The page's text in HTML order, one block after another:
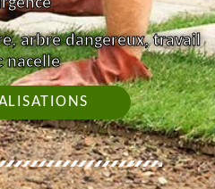
arbre dangereux, travail
nacelle